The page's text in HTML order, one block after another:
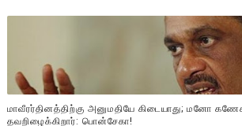
மாவீரர்தினத்திற்கு அனுமதியே கிடையாது; மனோ
தவறிழைக்கிறார்: பொன்சேகா!